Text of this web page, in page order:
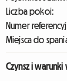
Liczba pokoi:
Numer
Miejsca do
Czynsz i warunki